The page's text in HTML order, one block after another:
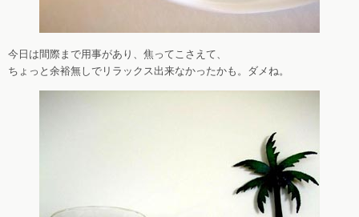
今日は間際まで用事があり、焦ってこさえて、
ちょっと余裕無しでリラックス出来なかったかも。ダメね。